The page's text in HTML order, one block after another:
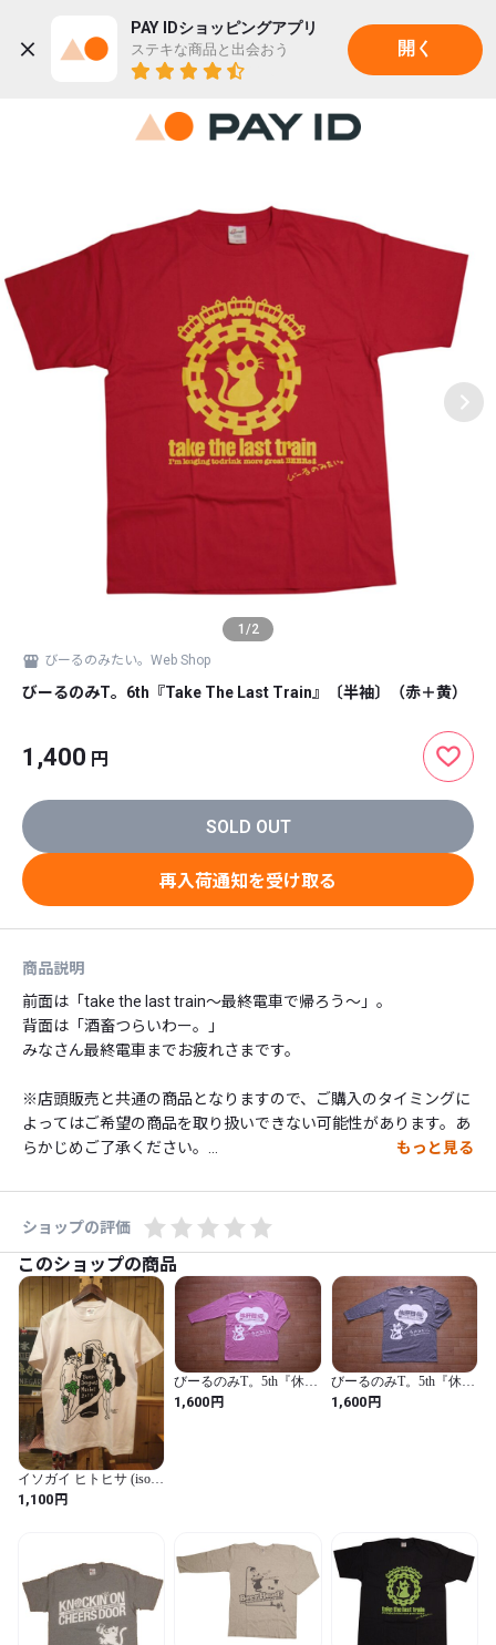
PAY IDショッピングアプリ
ステキな商品と出会おう 開く
1 /2
びーるのみたい。Web Shop
びーるのみT。6th『Take The Last Train』〔半袖〕（赤＋黄）
1,400 円
SOLD OUT
再入荷通知を受け取る
商品説明
前面は「take the last train〜最終電車で帰ろう〜」。
背面は「酒畜つらいわー。」
みなさん最終電車までお疲れさまです。
※店頭販売と共通の商品となりますので、ご購入のタイミングに
よってはご希望の商品を取り扱いできない可能性があります。あ
らかじめご了承ください。
管理期間経過につき値下げいたします。品質に大きな問題はない
と思いますが、ノークレーム・ノーリターンでお願いいたしま
もっと見る
ショップの評価
このショップの商品
イソガイ ヒトヒサ (iso
Brewing) featuring びーる
のみたい。
1,100円
びーるのみT。5th『休肝
日（仮）』＋『またのん
でる。』〔七分丈〕（ピ
1,600円
びーるのみT。5th『休肝
日（仮）』＋『またのん
でる。』〔七分丈〕（グ
1,600円